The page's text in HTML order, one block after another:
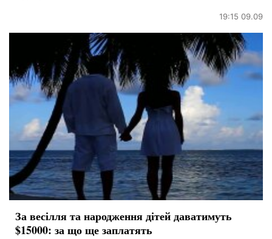
19:15 09.09
За весілля та народження дітей даватимуть
$15000: за що ще заплатять